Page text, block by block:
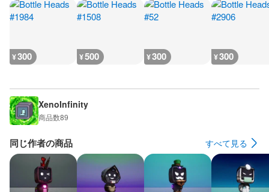
¥300 ¥500 ¥300 ¥300
XenoInfinity
商品数89
同じ作者の商品 すべて見る